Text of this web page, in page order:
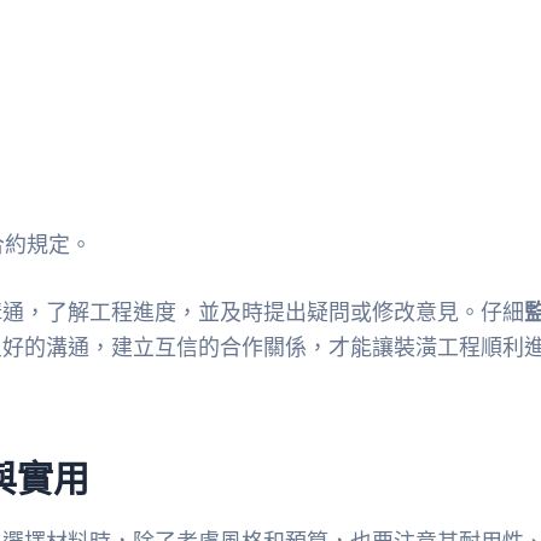
規定。
，了解工程進度，並及時提出疑問或修改意見。仔細
的溝通，建立互信的合作關係，才能讓裝潢工程順利
實用